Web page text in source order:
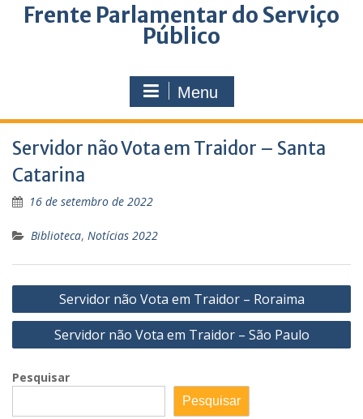
Frente Parlamentar do Serviço
Público
Menu
Servidor não Vota em Traidor – Santa
Catarina
16 de setembro de 2022
Biblioteca, Notícias 2022
Navegação
de
Servidor não Vota em Traidor – Roraima
Servidor não Vota em Traidor – São Paulo
Pesquisar
Pesquisar